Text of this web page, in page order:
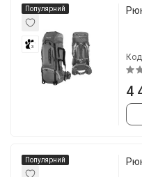
Популярний
3
Код
4
Популярний